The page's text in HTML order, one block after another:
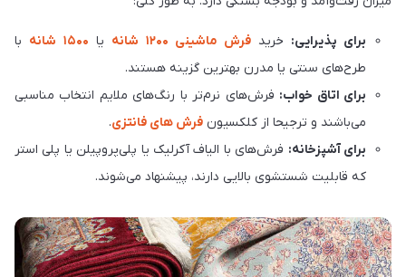
برای پذیرایی: خرید فرش ماشینی 1200 شانه یا ۱۵۰۰ شانه
با
طرح‌های سنتی یا مدرن بهترین گزینه هستند.
برای اتاق خواب: فرش‌های نرم‌تر با رنگ‌های ملایم انتخاب مناسبی
می‌باشند و ترجیحا از کلکسیون فرش های فانتزی.
برای آشپزخانه: فرش‌های با الیاف آکرلیک یا پلی‌پروپیلن یا پلی استر
که قابلیت شستشوی بالایی دارند، پیشنهاد می‌شوند.